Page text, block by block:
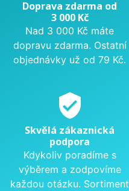
Doprava zdarma od
3 000 Kč
Nad 3 000 Kč máte
dopravu zdarma. Ostatní
objednávky už od 79 Kč.
verified_user
Skvělá zákaznická
podpora
Kdykoliv poradíme s
výběrem a zodpovíme
každou otázku. Sortiment